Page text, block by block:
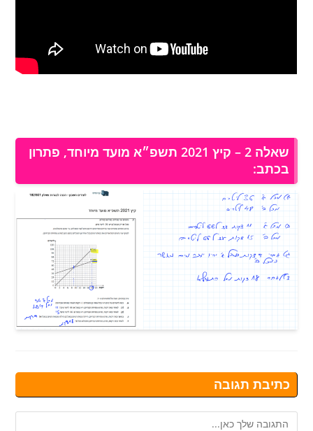
שאלה 2 – קיץ 2021 תשפ״א מועד מיוחד, פתרון
בכתב:
כתיבת תגובה